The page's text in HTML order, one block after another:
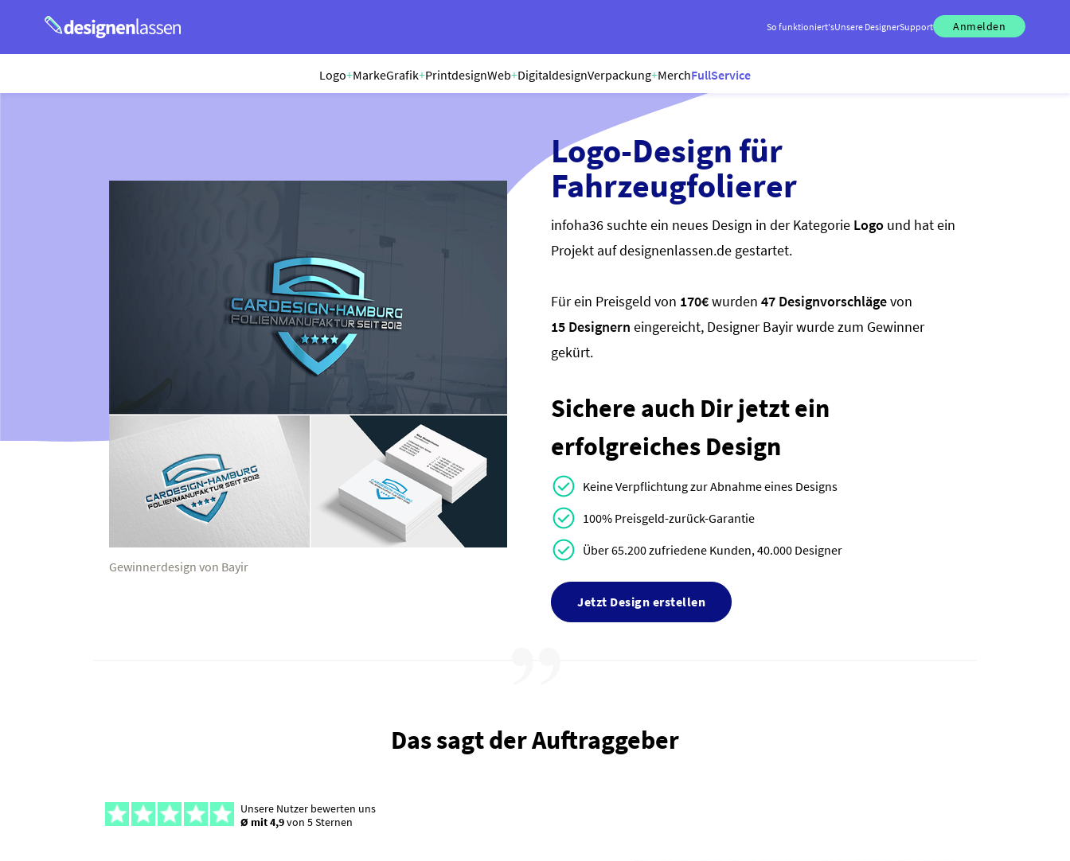
So funktioniert'sUnsere DesignerSupport Anmelden
Logo+MarkeGrafik+PrintdesignWeb+DigitaldesignVerpackung+MerchFullService
Gewinnerdesign von Bayir
Logo-Design für
Fahrzeugfolierer
infoha36 suchte ein neues Design in der Kategorie Logo und hat ein
Projekt auf designenlassen.de gestartet.
Für ein Preisgeld von 170€wurden 47 Designvorschlägevon
15 Designern eingereicht, Designer Bayir wurde zum Gewinner
gekürt.
Sichere auch Dir jetzt ein
erfolgreiches Design
Keine Verpflichtung zur Abnahme eines Designs
100% Preisgeld-zurück-Garantie
Über 65.200 zufriedene Kunden, 40.000 Designer
Jetzt Design erstellen
Das sagt der Auftraggeber
Unsere Nutzer bewerten uns
Ø mit 4,9von 5 Sternen